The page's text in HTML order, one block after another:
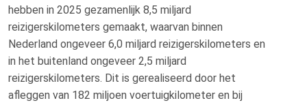
hebben in 2025 gezamenlijk 8,5 miljard
reizigerskilometers gemaakt, waarvan binnen
Nederland ongeveer 6,0 miljard reizigerskilometers en
in het buitenland ongeveer 2,5 miljard
reizigerskilometers. Dit is gerealiseerd door het
afleggen van 182 miljoen voertuigkilometer en bij